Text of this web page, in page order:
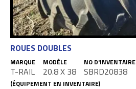
ROUES DOUBLES
MARQUE
T-RAIL
MODÈLE
20.8 X 38
NO D'INVENTAIRE
SBRD20838
(ÉQUIPEMENT EN INVENTAIRE)